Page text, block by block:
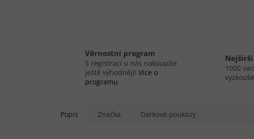
Věrnostní program
S registrací u nás nakoupíte
ještě výhodněji! Více o
programu
1000
Popis Značka Dárkové poukazy